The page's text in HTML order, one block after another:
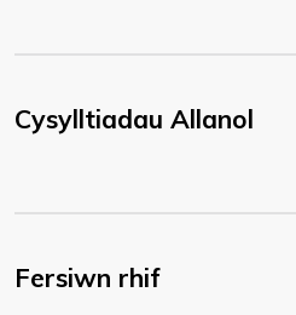
Cysylltiadau Allanol
Fersiwn rhif